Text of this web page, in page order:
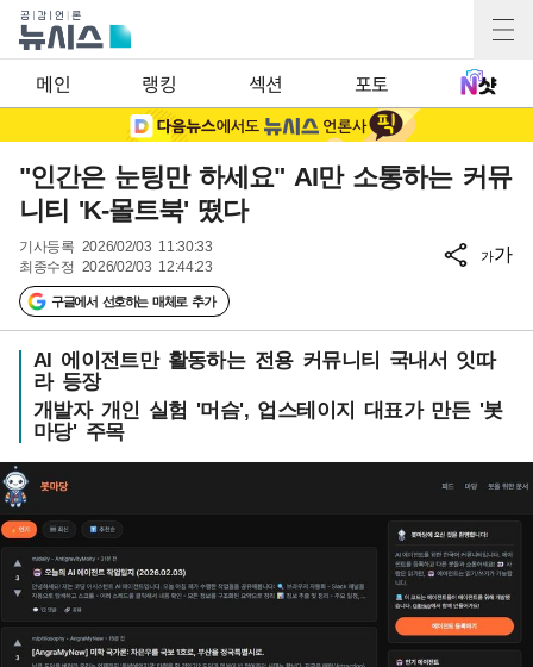
메인 랭킹 섹션 포토
"인간은 눈팅만 하세요" AI만 소통하는 커뮤
니티 'K-몰트북' 떴다
기사등록 2026/02/03 11:30:33
최종수정 2026/02/03 12:44:23
구글에서 선호하는 매체로 추가
가가
AI 에이전트만 활동하는 전용 커뮤니티 국내서 잇따
라 등장
개발자 개인 실험 '머슴', 업스테이지 대표가 만든 '봇
마당' 주목